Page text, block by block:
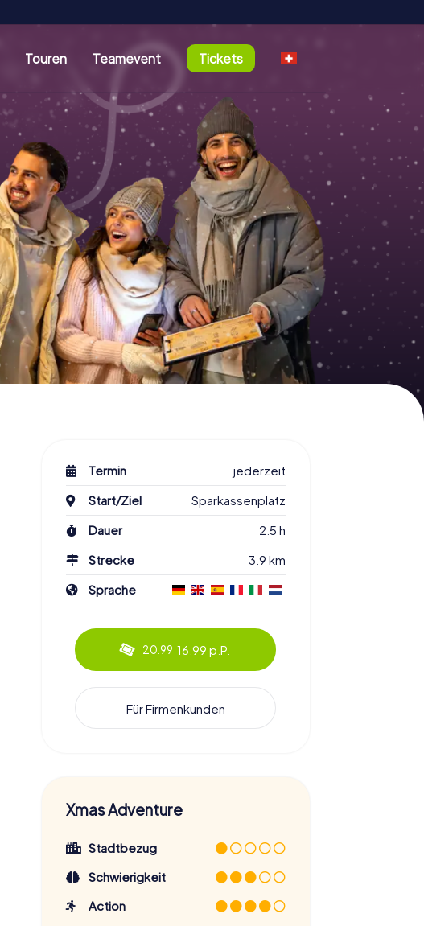
Touren Teamevent Tickets
Termin
jederzeit
Start/Ziel
Sparkassenplatz
Dauer
2.5 h
Strecke
3.9 km
Sprache
20.99 16.99 p.P.
Für Firmenkunden
Xmas Adventure
Stadtbezug
Schwierigkeit
Action